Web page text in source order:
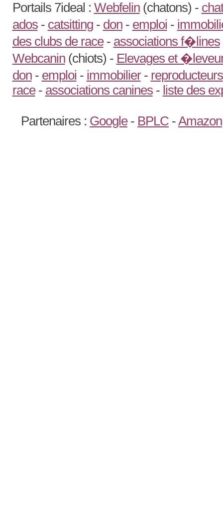
Portails 7ideal : Webfelin(chatons) -
ados- catsitting- don- emploi -
des clubs de race- associations f�lines
Webcanin(chiots) - Elevages et
don- emploi - immobilier- reproducteurs
race- associations canines- liste des
Partenaires : Google- BPLC -Amazon